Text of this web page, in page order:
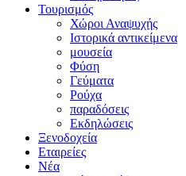
Τουρισμός
Χώροι Αναψυχής
Ιστορικά αντικείμενα
μουσεία
Φύση
Γεύματα
Ρούχα
παραδόσεις
Εκδηλώσεις
Ξενοδοχεία
Εταιρείες
Νέα